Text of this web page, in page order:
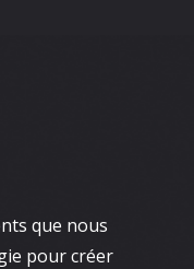
que nous
pour créer